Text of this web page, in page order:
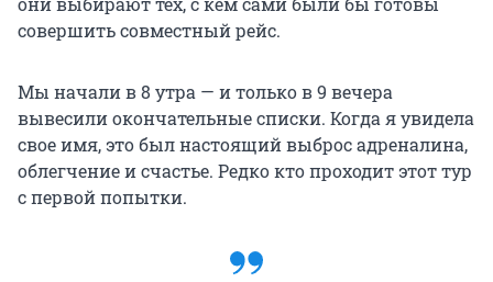
совершить совместный рейс.
Мы начали в 8 утра — и только в 9 вечера
вывесили окончательные списки. Когда я увидела
свое имя, это был настоящий выброс адреналина,
облегчение и счастье. Редко кто проходит этот тур
с первой попытки.